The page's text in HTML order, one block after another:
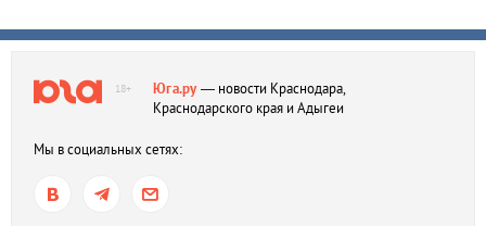
18+ Юга.ру— новости Краснодара,
Краснодарского края и Адыгеи
Мы в социальных сетях: